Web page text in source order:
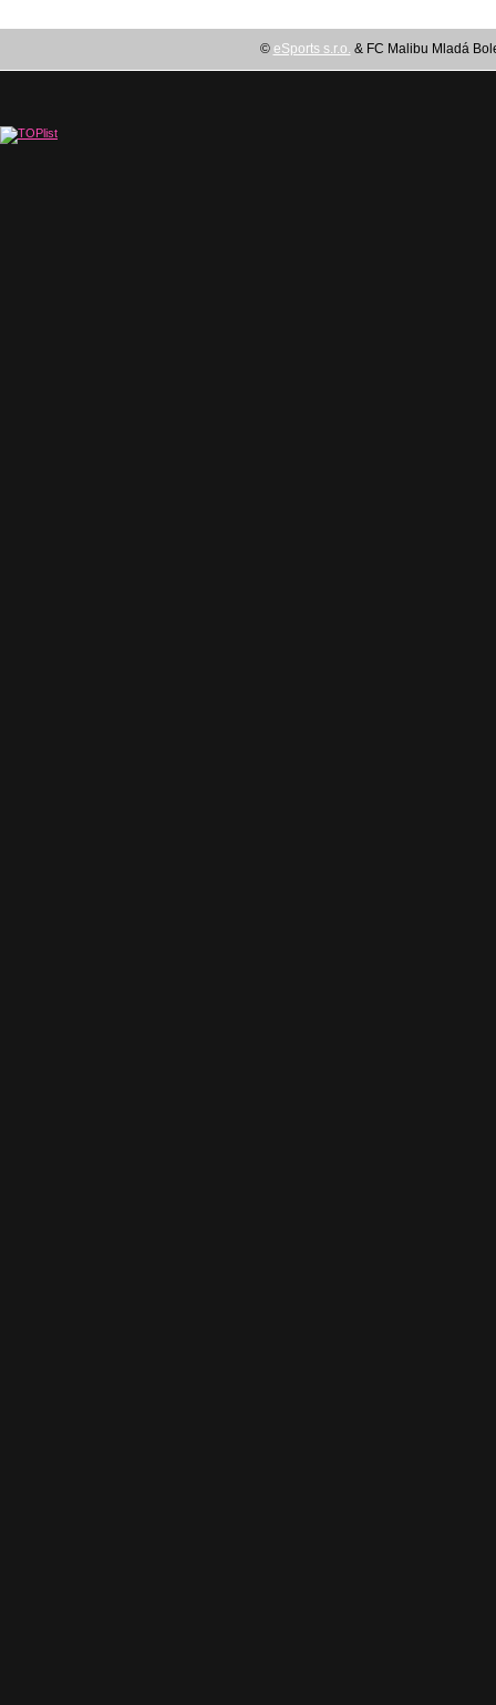
© eSports s.r.o. & FC Malibu Mladá